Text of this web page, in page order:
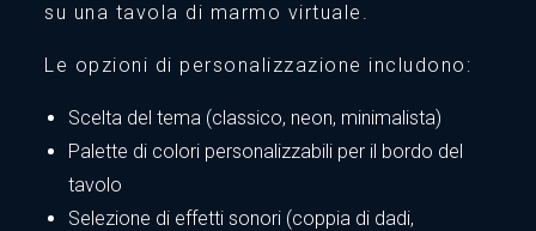
su una tavola di marmo virtuale.
Le opzioni di personalizzazione includono:
Scelta del tema (classico, neon, minimalista)
Palette di colori personalizzabili per il bordo del
tavolo
Selezione di effetti sonori (coppia di dadi,